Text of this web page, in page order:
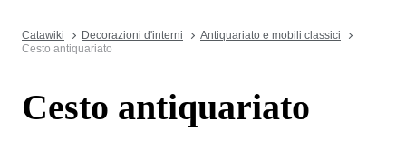
Catawiki Decorazioni d'interni
Antiquariato e mobili classici
Cesto antiquariato
Cesto antiquariato